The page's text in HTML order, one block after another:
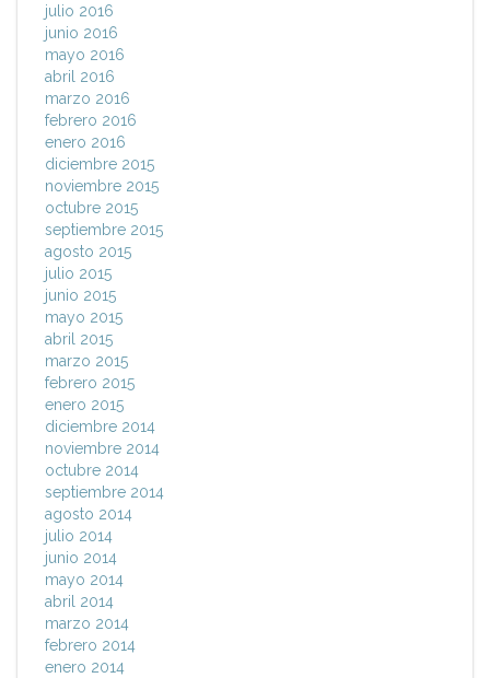
julio 2016
junio 2016
mayo 2016
abril 2016
marzo 2016
febrero 2016
enero 2016
diciembre 2015
noviembre 2015
octubre 2015
septiembre 2015
agosto 2015
julio 2015
junio 2015
mayo 2015
abril 2015
marzo 2015
febrero 2015
enero 2015
diciembre 2014
noviembre 2014
octubre 2014
septiembre 2014
agosto 2014
julio 2014
junio 2014
mayo 2014
abril 2014
marzo 2014
febrero 2014
enero 2014